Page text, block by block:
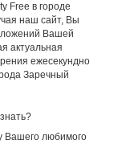
Free в городе
наш сайт, Вы
Вашей
актуальная
ежесекундно
Заречный
Вашего любимого